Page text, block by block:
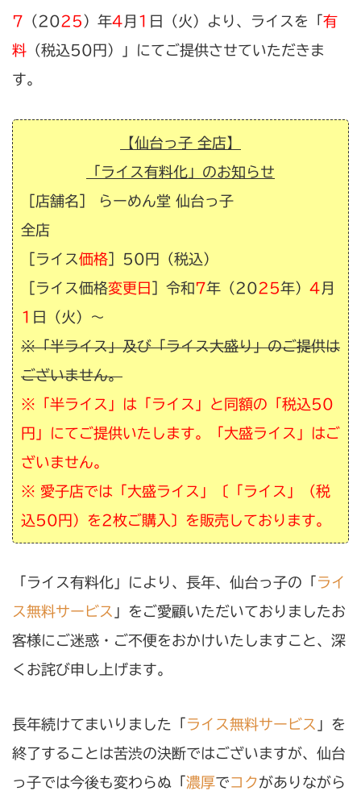
7 （2025 ）年4 月 1 日（火）より、ライスを「 有
料 （税込50円）」にてご提供させていただきま
す。
【仙台っ子 全店】
「ライス有料化」のお知らせ
［店舗名］ らーめん堂 仙台っ子
全店
ライス価格 ］50円（税込）
ライス価格変更日 ］令和7年（2025年） 4 月
1
日（火）〜
※「半ライス」及び「ライス大盛り」のご提供は
ございません。
※「半ライス」は「ライス」と同額の「税込50
円」にてご提供いたします。「大盛ライス」はご
ざいません。
※ 愛子店では「大盛ライス」〔「ライス」（税
込50円）を2枚ご購入〕を販売しております。
「ライス有料化」により、長年、仙台っ子の「
ライ
ス無料サービス 」をご愛顧いただいておりましたお
客様にご迷惑・ご不便をおかけいたしますこと、深
くお詫び申し上げます。
長年続けてまいりました「 ライス無料サービス 」を
終了することは苦渋の決断ではございますが、仙台
っ子では今後も変わらぬ「 濃厚でコクがありながら